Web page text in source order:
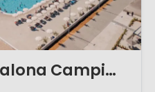
Aminess Avalona Camping Resort